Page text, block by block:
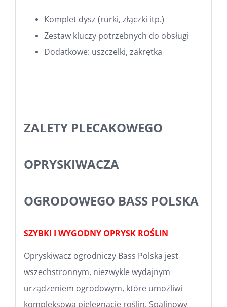
Komplet dysz (rurki, złączki itp.)
Zestaw kluczy potrzebnych do obsługi
Dodatkowe: uszczelki, zakrętka
ZALETY PLECAKOWEGO
OPRYSKIWACZA
OGRODOWEGO BASS POLSKA
SZYBKI I WYGODNY OPRYSK ROŚLIN
Opryskiwacz ogrodniczy Bass Polska jest
wszechstronnym, niezwykle wydajnym
urządzeniem ogrodowym, które umożliwi
kompleksową pielęgnację roślin. Spalinowy